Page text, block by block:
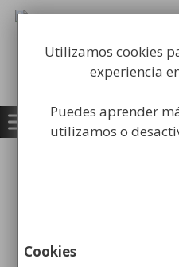
Saltar
contenido
Búsqueda
Utilizamos cookies
experiencia
Puedes aprender
utilizamos o
Cookies